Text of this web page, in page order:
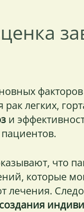
легких,
и
что
которые
лечения.